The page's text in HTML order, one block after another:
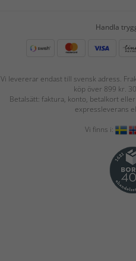
Handla
Vi levererar endast till svensk adress.
köp över 899 kr.
Betalsätt: faktura, konto, betalkort
expressleverans
Vi finns i: